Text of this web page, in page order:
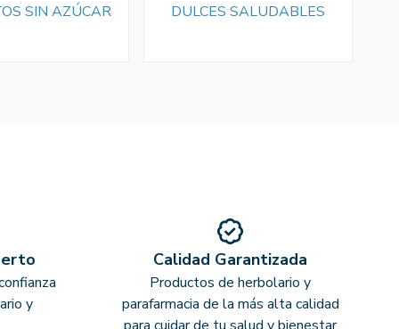
SIN AZÚCAR DULCES SALUDABLES
y
Calidad Garantizada
Productos de herbolario y
parafarmacia de la más alta calidad